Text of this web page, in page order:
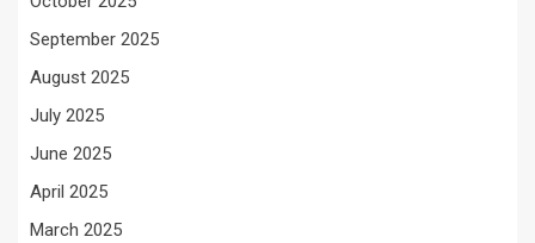
September 2025
August 2025
July 2025
June 2025
April 2025
March 2025